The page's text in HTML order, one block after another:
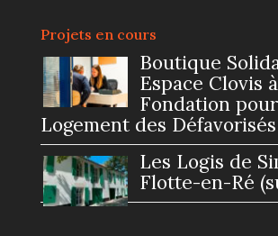
Projets en cours
Boutique
Espace Clovis
Fondation
Logement des Défavorisés
Les Logis de
Flotte-en-Ré